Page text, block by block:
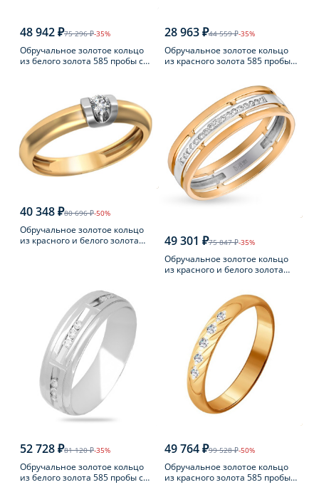
48 942 ₽75 296 ₽-35%
Обручальное золотое кольцо
из белого золота 585 пробы с
28 963 ₽44 559 ₽-35%
Обручальное золотое кольцо
из красного золота 585 пробы с
40 348 ₽80 696 ₽-50%
Обручальное золотое кольцо
из красного и белого золота
49 301 ₽75 847 ₽-35%
Обручальное золотое кольцо
из красного и белого золота
52 728 ₽81 120 ₽-35%
Обручальное золотое кольцо
из белого золота 585 пробы с
49 764 ₽99 528 ₽-50%
Обручальное золотое кольцо
из красного золота 585 пробы с